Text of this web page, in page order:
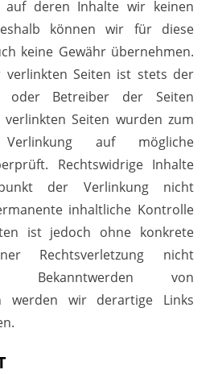
auf deren Inhalte wir keinen
können wir für diese
keine Gewähr übernehmen.
verlinkten Seiten ist stets der
oder Betreiber der Seiten
Seiten wurden zum
auf mögliche
Rechtswidrige Inhalte
der Verlinkung nicht
inhaltliche Kontrolle
ist jedoch ohne konkrete
Rechtsverletzung nicht
Bekanntwerden von
werden wir derartige Links